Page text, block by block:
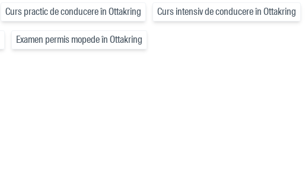
Curs practic de conducere în Ottakring Curs intensiv de conducere în Ottakring
Examen permis mopede în Ottakring